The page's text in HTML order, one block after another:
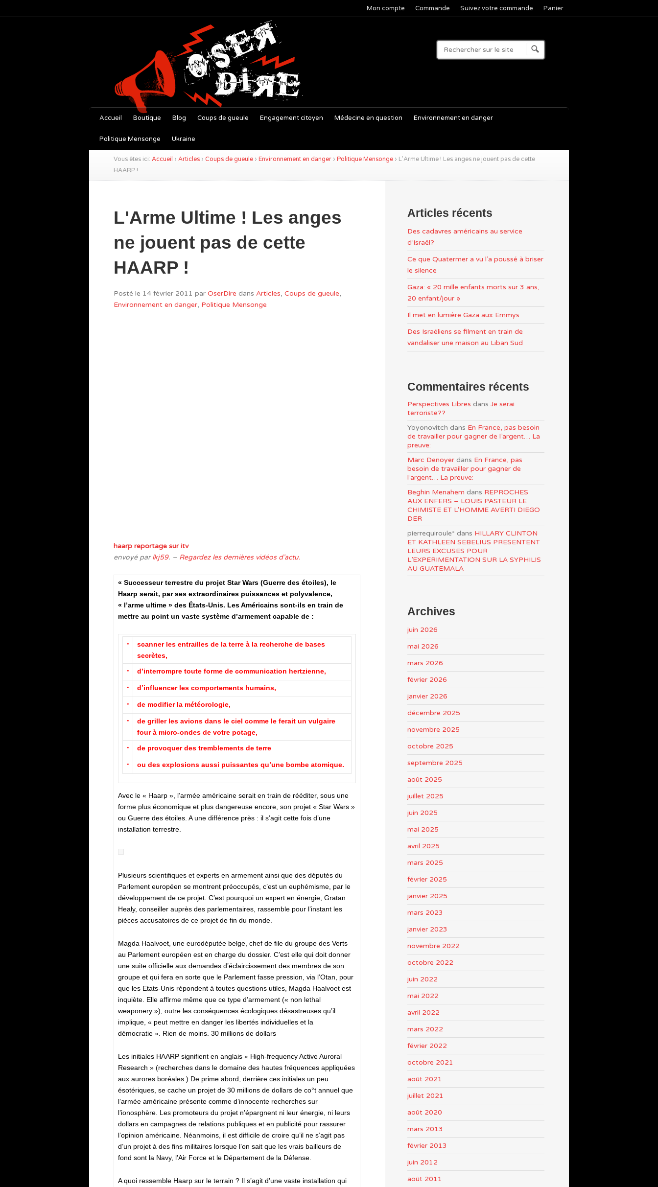
Mon compte Commande Suivez votre commande Panier
Accueil Boutique Blog Coups de gueule Engagement citoyen Médecine en question Environnement en danger
Politique Mensonge Ukraine
Vous êtes ici: Accueil › Articles › Coups de gueule › Environnement en danger › Politique Mensonge › L'Arme Ultime ! Les anges ne jouent pas de cette
HAARP !
L'Arme Ultime ! Les anges
ne jouent pas de cette
HAARP !
Posté le 14 février 2011 par OserDire dans Articles, Coups de gueule,
Environnement en danger, Politique Mensonge
haarp reportage sur itv
envoyé parlkj59. – Regardez les dernières vidéos d’actu.
« Successeur terrestre du projet Star Wars (Guerre des étoiles), le
Haarp serait, par ses extraordinaires puissances et polyvalence,
« l’arme ultime » des États-Unis. Les Américains sont-ils en train de
mettre au point un vaste système d’armement capable de :
*
scanner les entrailles de la terre à la recherche de bases
secrètes,
* d’interrompre toute forme de communication hertzienne,
* d’influencer les comportements humains,
* de modifier la météorologie,
*
de griller les avions dans le ciel comme le ferait un vulgaire
four à micro-ondes de votre potage,
* de provoquer des tremblements de terre
* ou des explosions aussi puissantes qu’une bombe atomique.
Avec le « Haarp », l’armée américaine serait en train de rééditer, sous une
forme plus économique et plus dangereuse encore, son projet « Star Wars »
ou Guerre des étoiles. A une différence près : il s’agit cette fois d’une
installation terrestre.
Plusieurs scientifiques et experts en armement ainsi que des députés du
Parlement européen se montrent préoccupés, c’est un euphémisme, par le
développement de ce projet. C’est pourquoi un expert en énergie, Gratan
Healy, conseiller auprès des parlementaires, rassemble pour l’instant les
pièces accusatoires de ce projet de fin du monde.
Magda Haalvoet, une eurodéputée belge, chef de file du groupe des Verts
au Parlement européen est en charge du dossier. C’est elle qui doit donner
une suite officielle aux demandes d’éclaircissement des membres de son
groupe et qui fera en sorte que le Parlement fasse pression, via l’Otan, pour
que les Etats-Unis répondent à toutes questions utiles, Magda Haalvoet est
inquiète. Elle affirme même que ce type d’armement (« non lethal
weaponery »), outre les conséquences écologiques désastreuses qu’il
implique, « peut mettre en danger les libertés individuelles et la
démocratie ». Rien de moins. 30 millions de dollars
Les initiales HAARP signifient en anglais « High-frequency Active Auroral
Research » (recherches dans le domaine des hautes fréquences appliquées
aux aurores boréales.) De prime abord, derrière ces initiales un peu
ésotériques, se cache un projet de 30 millions de dollars de co°t annuel que
l’armée américaine présente comme d’innocente recherches sur
l’ionosphère. Les promoteurs du projet n’épargnent ni leur énergie, ni leurs
dollars en campagnes de relations publiques et en publicité pour rassurer
l’opinion américaine. Néanmoins, il est difficile de croire qu’il ne s’agit pas
d’un projet à des fins militaires lorsque l’on sait que les vrais bailleurs de
fond sont la Navy, l’Air Force et le Département de la Défense.
A quoi ressemble Haarp sur le terrain ? Il s’agit d’une vaste installation qui
Articles récents
Des cadavres américains au service
d’Israël?
Ce que Quatermer a vu l’a poussé à briser
le silence
Gaza: « 20 mille enfants morts sur 3 ans,
20 enfant/jour »
Il met en lumière Gaza aux Emmys
Des Israéliens se filment en train de
vandaliser une maison au Liban Sud
Commentaires récents
Perspectives Libres dans Je serai
terroriste??
Yoyonovitch dans En France, pas besoin
de travailler pour gagner de l’argent… La
preuve:
Marc Denoyer dans En France, pas
besoin de travailler pour gagner de
l’argent… La preuve:
Beghin Menahem dans REPROCHES
AUX ENFERS – LOUIS PASTEUR LE
CHIMISTE ET L'HOMME AVERTI DIEGO
DER
pierrequiroule* dans HILLARY CLINTON
ET KATHLEEN SEBELIUS PRESENTENT
LEURS EXCUSES POUR
L’EXPERIMENTATION SUR LA SYPHILIS
AU GUATEMALA
Archives
juin 2026
mai 2026
mars 2026
février 2026
janvier 2026
décembre 2025
novembre 2025
octobre 2025
septembre 2025
août 2025
juillet 2025
juin 2025
mai 2025
avril 2025
mars 2025
février 2025
janvier 2025
mars 2023
janvier 2023
novembre 2022
octobre 2022
juin 2022
mai 2022
avril 2022
mars 2022
février 2022
octobre 2021
août 2021
juillet 2021
août 2020
mars 2013
février 2013
juin 2012
août 2011